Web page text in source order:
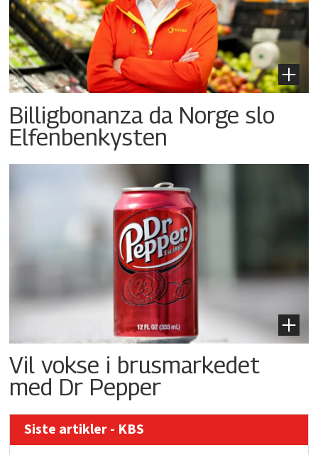
Billigbonanza da Norge slo
Elfenbenkysten
Vil vokse i brusmarkedet
med Dr Pepper
Siste artikler - KBS